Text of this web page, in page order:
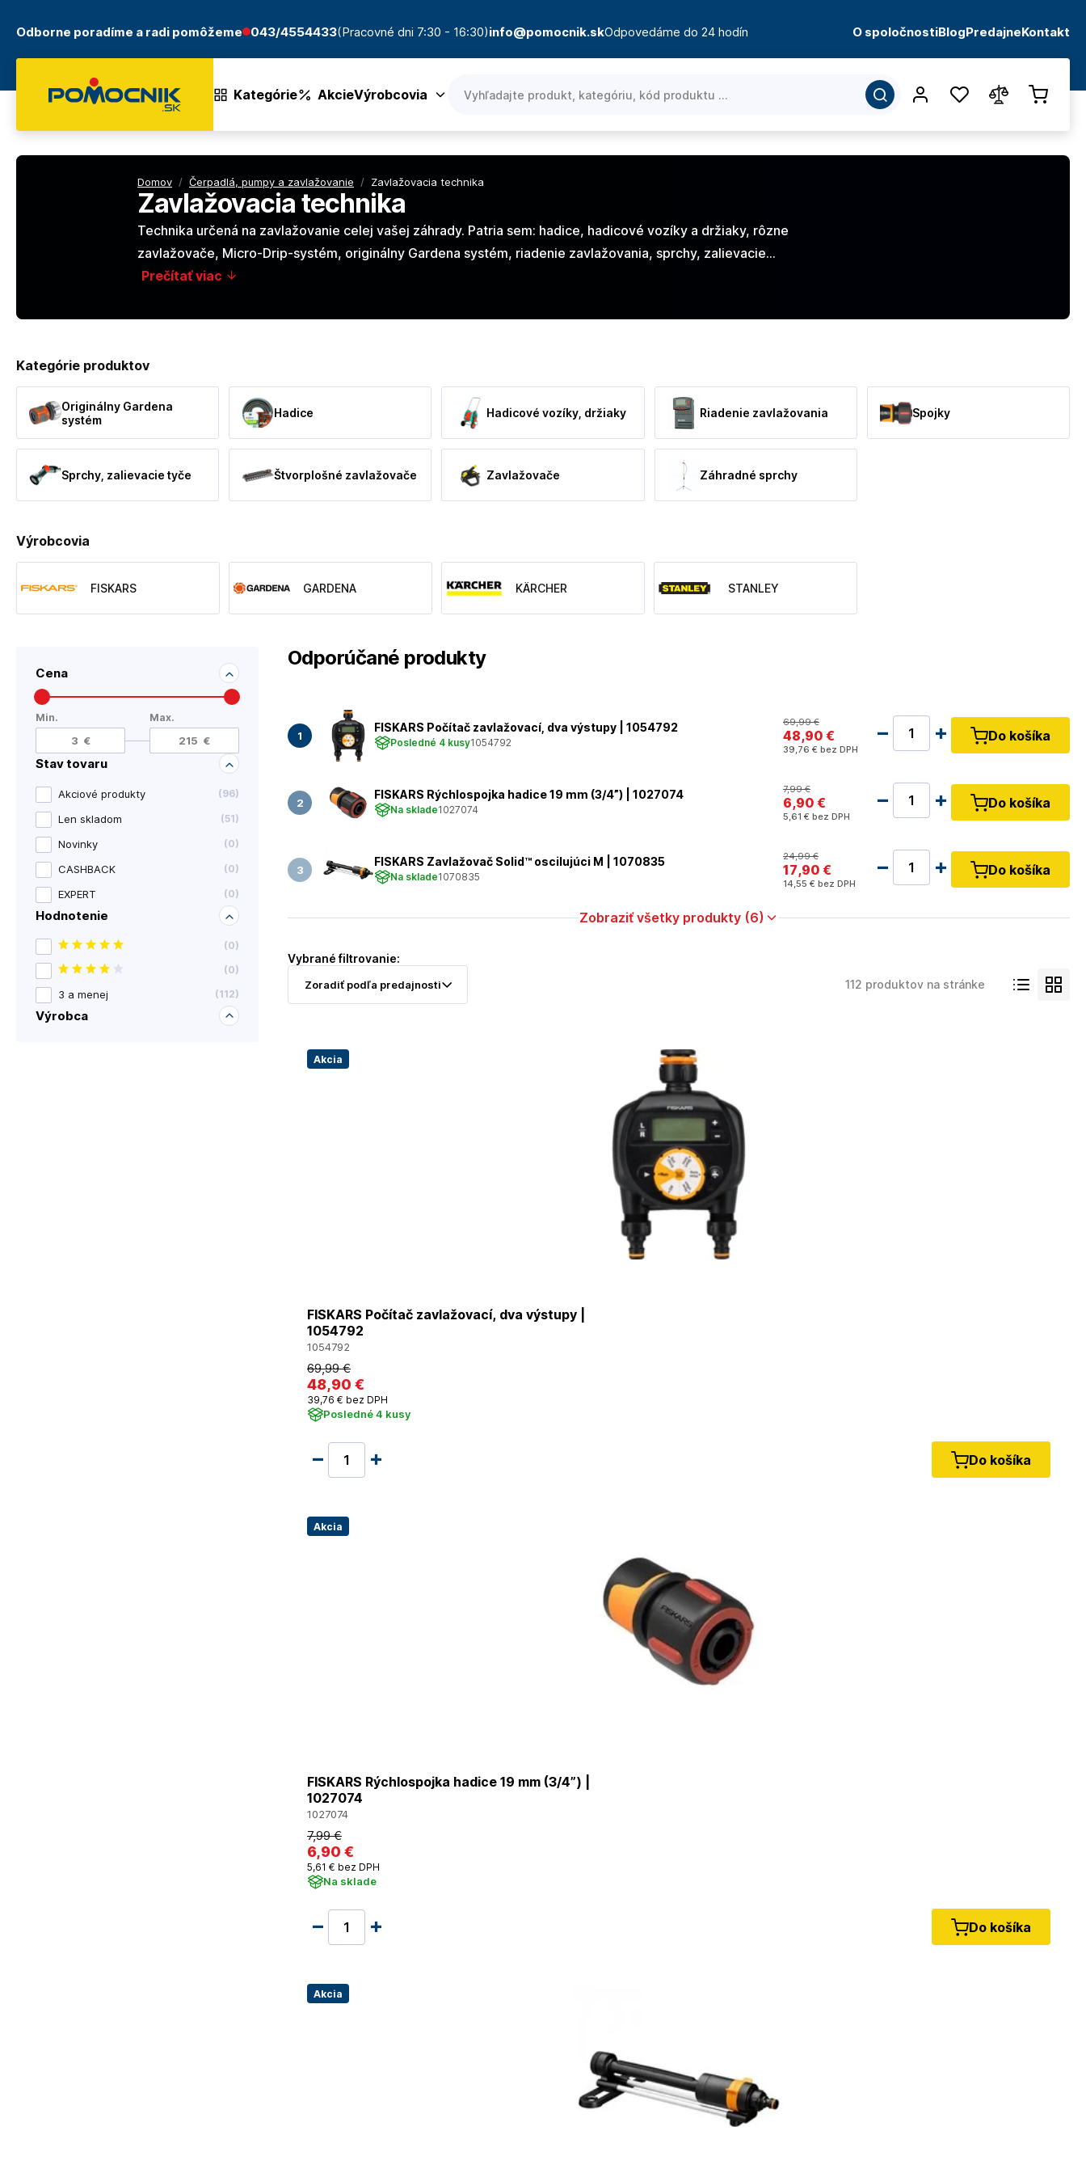
Odborne poradíme a radi pomôžeme 043/4554433(Pracovné dni 7:30 - 16:30)info@pomocnik.skOdpovedáme do 24 hodín O spoločnostiBlogPredajneKontakt
Kategórie AkcieVýrobcovia
Domov / Čerpadlá, pumpy a zavlažovanie / Zavlažovacia technika
Zavlažovacia technika
Technika určená na zavlažovanie celej vašej záhrady. Patria sem: hadice, hadicové vozíky a držiaky, rôzne
zavlažovače, Micro-Drip-systém, originálny Gardena systém, riadenie zavlažovania, sprchy, zalievacie…
Prečítať viac
Cena
Min. Max.
Stav tovaru
Akciové produkty (96)
Len skladom (51)
Novinky (0)
CASHBACK (0)
EXPERT (0)
Hodnotenie
(0)
(0)
3 a menej (112)
Výrobca
Kategórie produktov
Originálny Gardena
systém
Hadice Hadicové vozíky, držiaky Riadenie zavlažovania Spojky
Sprchy, zalievacie tyče Štvorplošné zavlažovače Zavlažovače Záhradné sprchy
Výrobcovia
FISKARS GARDENA KÄRCHER STANLEY
Odporúčané produkty
FISKARS Počítač zavlažovací, dva výstupy | 1054792
Posledné 4 kusy1054792
69,99 €
48,90 €
39 ,76 € bez DPH
Do košíka
FISKARS Rýchlospojka hadice 19 mm (3/4”) | 1027074
Na sklade1027074
7,99 €
6,90 €
5 ,61 € bez DPH
Do košíka
FISKARS Zavlažovač Solid™ oscilujúci M | 1070835
Na sklade1070835
24,99 €
17,90 €
14 ,55 € bez DPH
Do košíka
Zobraziť všetky produkty (6)
Vybrané filtrovanie:
112 produktov na stránke
Akcia
FISKARS Počítač zavlažovací, dva výstupy |
1054792
1054792
69,99 €
48,90 €
39,76 € bez DPH
Posledné 4 kusy
Do košíka
Akcia
FISKARS Rýchlospojka hadice 19 mm (3/4”) |
1027074
1027074
7,99 €
6,90 €
5,61 € bez DPH
Na sklade
Do košíka
Akcia